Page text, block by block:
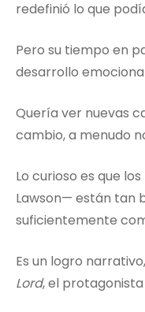
redefinió lo que
Pero su tiempo en
desarrollo
Quería ver nuevas
cambio, a menudo
Lo curioso es que
Lawson— están tan
suficientemente
Es un logro
Lord, el